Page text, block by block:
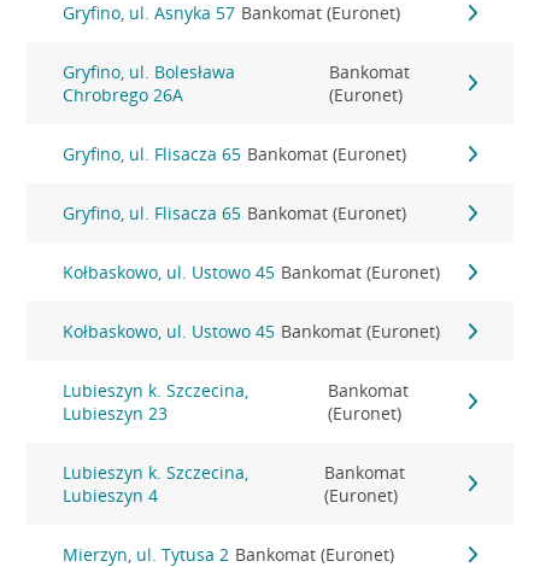
Gryfino, ul. Asnyka 57 Bankomat (Euronet)
Gryfino, ul. Bolesława
Chrobrego 26A
Bankomat
(Euronet)
Gryfino, ul. Flisacza 65 Bankomat (Euronet)
Gryfino, ul. Flisacza 65 Bankomat (Euronet)
Kołbaskowo, ul. Ustowo 45 Bankomat (Euronet)
Kołbaskowo, ul. Ustowo 45 Bankomat (Euronet)
Lubieszyn k. Szczecina,
Lubieszyn 23
Bankomat
(Euronet)
Lubieszyn k. Szczecina,
Lubieszyn 4
Bankomat
(Euronet)
Mierzyn, ul. Tytusa 2 Bankomat (Euronet)